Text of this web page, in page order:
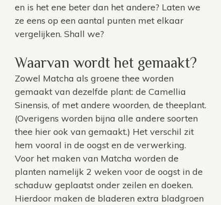
en is het ene beter dan het andere? Laten we
ze eens op een aantal punten met elkaar
vergelijken. Shall we?
Waarvan wordt het gemaakt?
Zowel Matcha als groene thee worden
gemaakt van dezelfde plant: de Camellia
Sinensis, of met andere woorden, de theeplant.
(Overigens worden bijna alle andere soorten
thee hier ook van gemaakt.) Het verschil zit
hem vooral in de oogst en de verwerking.
Voor het maken van Matcha worden de
planten namelijk 2 weken voor de oogst in de
schaduw geplaatst onder zeilen en doeken.
Hierdoor maken de bladeren extra bladgroen